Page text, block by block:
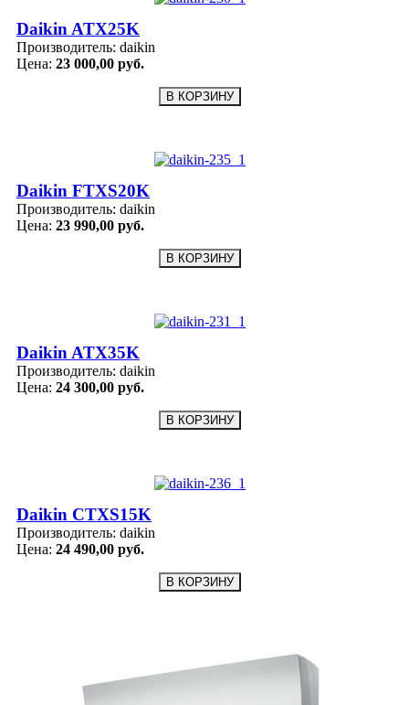
Daikin ATX25K
Производитель: daikin
Цена: 23 000,00 руб.
Daikin FTXS20K
Производитель: daikin
Цена: 23 990,00 руб.
Daikin ATX35K
Производитель: daikin
Цена: 24 300,00 руб.
Daikin CTXS15K
Производитель: daikin
Цена: 24 490,00 руб.